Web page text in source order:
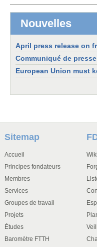
Nouvelles
April press release on
Communiqué de
European Union must
Sitemap
Accueil
Principes fondateurs
Membres
Services
Groupes de travail
Projets
Études
Baromètre FTTH
Wiki